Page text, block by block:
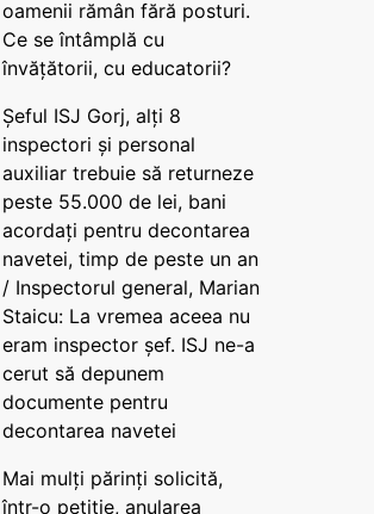
oamenii rămân fără posturi.
Ce se întâmplă cu
învățătorii, cu educatorii?
Șeful ISJ Gorj, alți 8
inspectori și personal
auxiliar trebuie să returneze
peste 55.000 de lei, bani
acordați pentru decontarea
navetei, timp de peste un an
/ Inspectorul general, Marian
Staicu: La vremea aceea nu
eram inspector șef. ISJ ne-a
cerut să depunem
documente pentru
decontarea navetei
Mai mulți părinți solicită,
într-o petiție, anularea